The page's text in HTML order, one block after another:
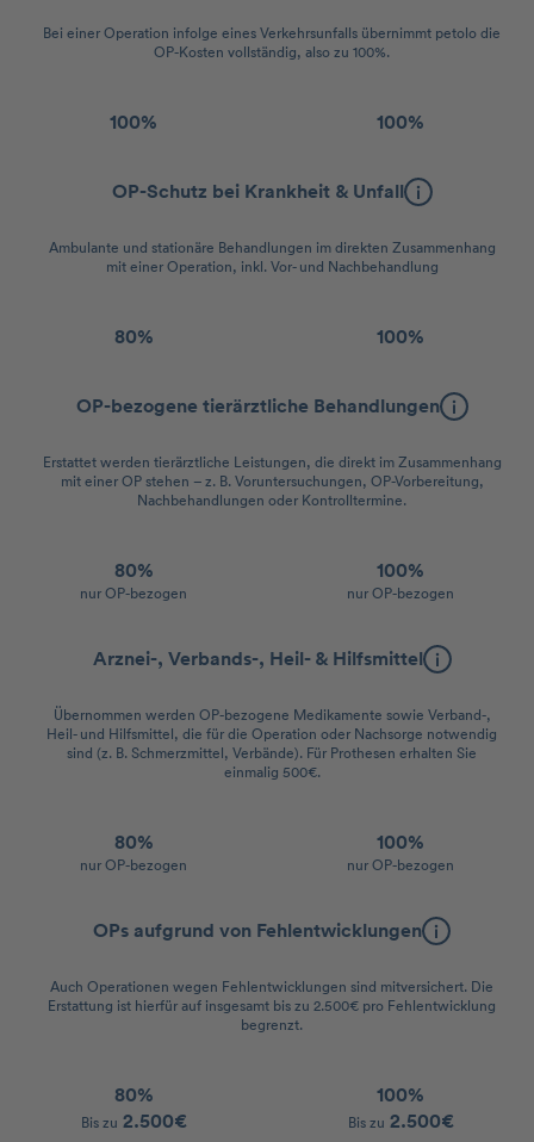
Bei einer Operation infolge eines Verkehrsunfalls übernimmt petolo die
OP-Kosten vollständig, also zu 100%.
100% 100%
OP-Schutz bei Krankheit & Unfall
Ambulante und stationäre Behandlungen im direkten Zusammenhang
mit einer Operation, inkl. Vor- und Nachbehandlung
80% 100%
OP-bezogene tierärztliche Behandlungen
Erstattet werden tierärztliche Leistungen, die direkt im Zusammenhang
mit einer OP stehen – z. B. Voruntersuchungen, OP-Vorbereitung,
Nachbehandlungen oder Kontrolltermine.
80%
nur OP-bezogen
100%
nur OP-bezogen
Arznei-, Verbands-, Heil- & Hilfsmittel
Übernommen werden OP-bezogene Medikamente sowie Verband-,
Heil- und Hilfsmittel, die für die Operation oder Nachsorge notwendig
sind (z. B. Schmerzmittel, Verbände). Für Prothesen erhalten Sie
einmalig 500€.
80%
nur OP-bezogen
100%
nur OP-bezogen
OPs aufgrund von Fehlentwicklungen
Auch Operationen wegen Fehlentwicklungen sind mitversichert. Die
Erstattung ist hierfür auf insgesamt bis zu 2.500€ pro Fehlentwicklung
begrenzt.
80%
Bis zu 2.500€
100%
Bis zu 2.500€